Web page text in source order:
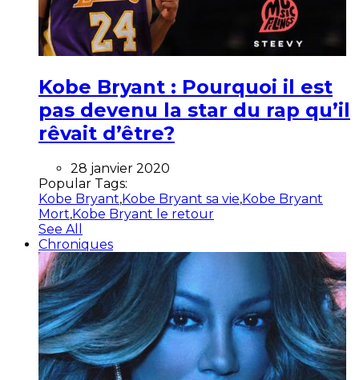
Kobe Bryant : Pourquoi il est
pas devenu la star du rap qu’il
rêvait d’être?
28 janvier 2020
Popular Tags:
Kobe Bryant,Kobe Bryant sa vie,Kobe Bryant
Mort,Kobe Bryant le retour
See All
Chroniques